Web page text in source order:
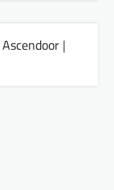
Ascendoor |